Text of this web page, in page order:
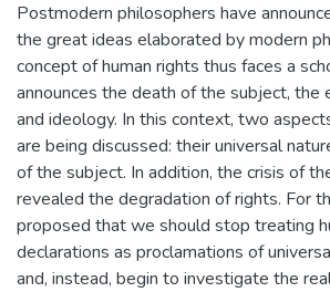
Postmodern philosophers have
the great ideas elaborated by modern
concept of human rights thus faces a
announces the death of the subject, the
and ideology. In this context, two
are being discussed: their universal
of the subject. In addition, the crisis of
revealed the degradation of rights. For
proposed that we should stop treating
declarations as proclamations of
and, instead, begin to investigate the